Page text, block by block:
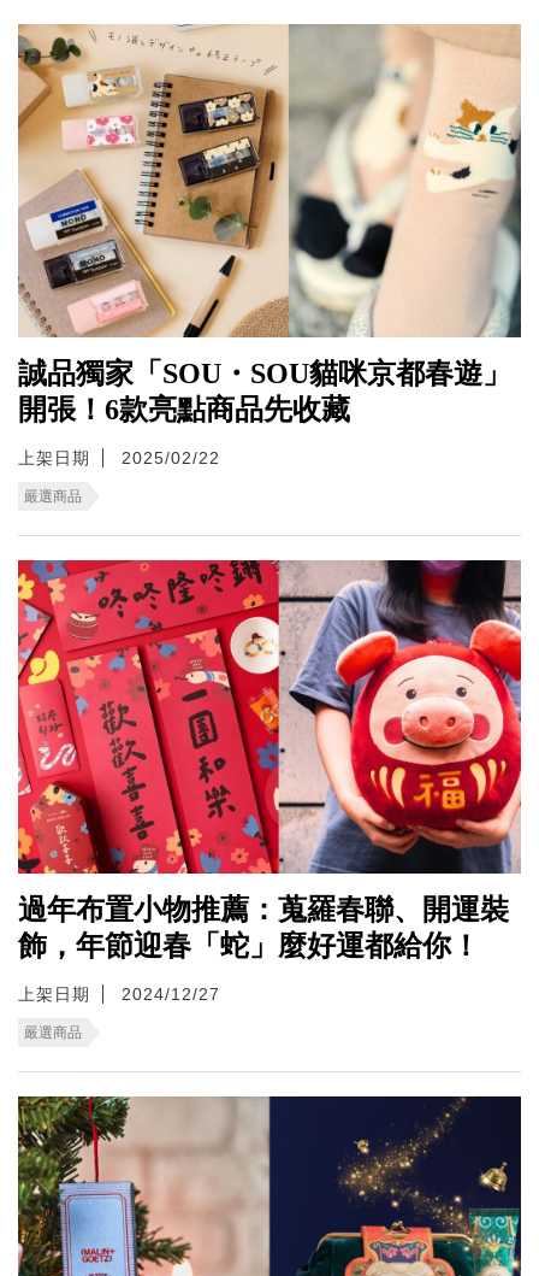
誠品獨家「SOU・SOU貓咪京都春遊」
開張！6款亮點商品先收藏
上架日期 2025/02/22
嚴選商品
過年布置小物推薦：蒐羅春聯、開運裝
飾，年節迎春「蛇」麼好運都給你！
上架日期 2024/12/27
嚴選商品